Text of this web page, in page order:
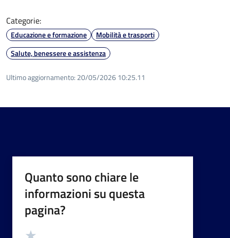
Categorie:
Educazione e formazione
Mobilità e trasporti
Salute, benessere e assistenza
Ultimo aggiornamento: 20/05/2026 10:25.11
Quanto sono chiare le
informazioni su questa
pagina?
Valutazione